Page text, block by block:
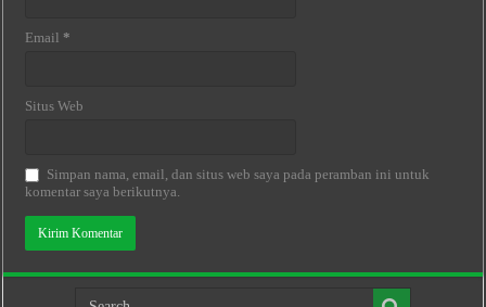
Email *
Situs Web
Simpan nama, email, dan situs web saya pada peramban ini untuk
komentar saya berikutnya.